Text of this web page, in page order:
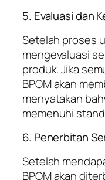
5. Evaluasi dan
Setelah proses
mengevaluasi
produk. Jika
BPOM akan
menyatakan
memenuhi
6. Penerbitan
Setelah
BPOM akan